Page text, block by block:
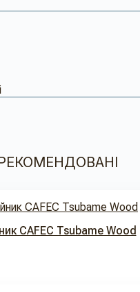
CAFEC Tsubame Wood